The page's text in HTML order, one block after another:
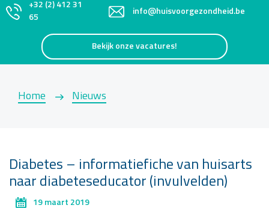
+32 (2) 412 31
65
info@huisvoorgezondheid.be
Bekijk onze vacatures!
Home Nieuws
Diabetes – informatiefiche van huisarts
naar diabeteseducator (invulvelden)
19 maart 2019